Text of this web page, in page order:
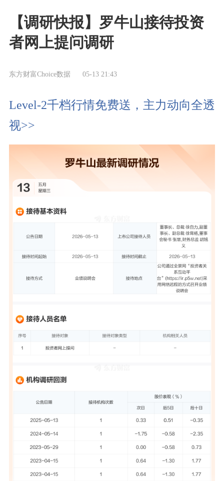
【调研快报】罗牛山接待投资
者网上提问调研
东方财富Choice数据 05-13 21:43
Level-2千档行情免费送，主力动向全透
视>>